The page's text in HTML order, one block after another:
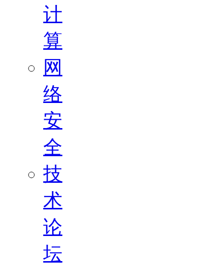
计
算
网
络
安
全
技
术
论
坛